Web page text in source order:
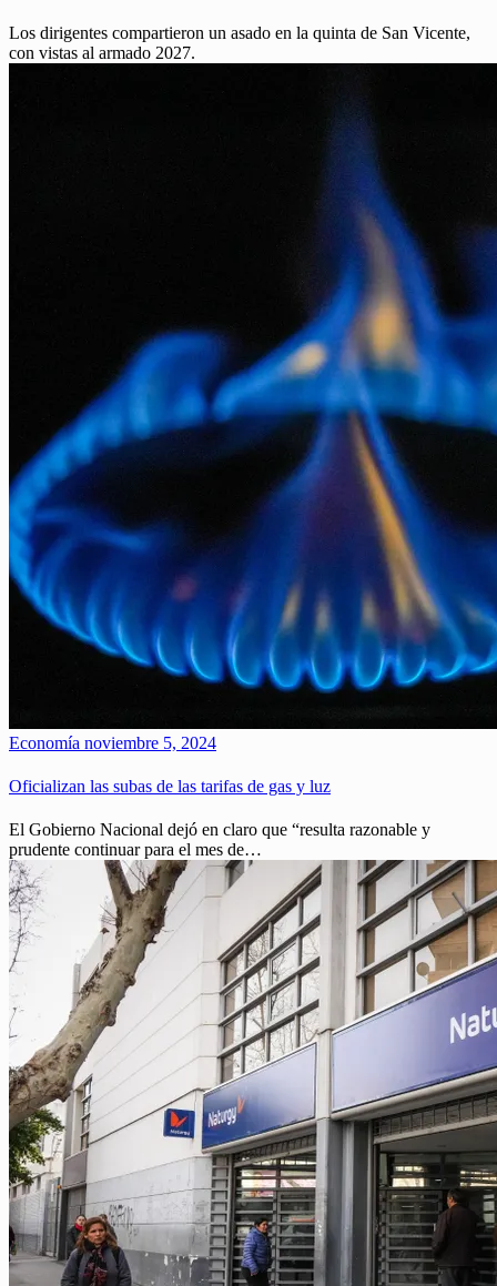
Los dirigentes compartieron un asado en la quinta de San Vicente,
con vistas al armado 2027.
Economía noviembre 5, 2024
Oficializan las subas de las tarifas de gas y luz
El Gobierno Nacional dejó en claro que “resulta razonable y
prudente continuar para el mes de…